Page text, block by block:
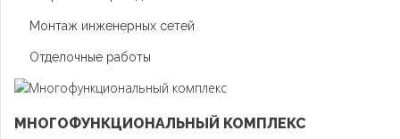
Монтаж инженерных сетей
Отделочные работы
МНОГОФУНКЦИОНАЛЬНЫЙ КОМПЛЕКС